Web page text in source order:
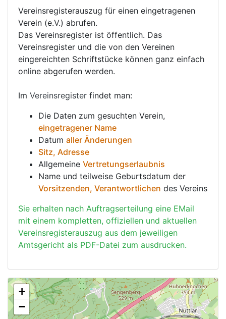
Vereinsregisterauszug für einen eingetragenen
Verein (e.V.) abrufen.
Das Vereinsregister ist öffentlich. Das
Vereinsregister und die von den Vereinen
eingereichten Schriftstücke können ganz einfach
online abgerufen werden.
Im Vereinsregister findet man:
Die Daten zum gesuchten Verein,
eingetragener Name
Datum aller Änderungen
Sitz, Adresse
Allgemeine Vertretungserlaubnis
Name und teilweise Geburtsdatum der
Vorsitzenden, Verantwortlichen des Vereins
Sie erhalten nach Auftragserteilung eine EMail
mit einem kompletten, offiziellen und aktuellen
Vereinsregisterauszug aus dem jeweiligen
Amtsgericht als PDF-Datei zum ausdrucken.
+
−